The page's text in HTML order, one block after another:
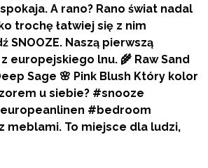
meblami. To miejsce dla ludzi,